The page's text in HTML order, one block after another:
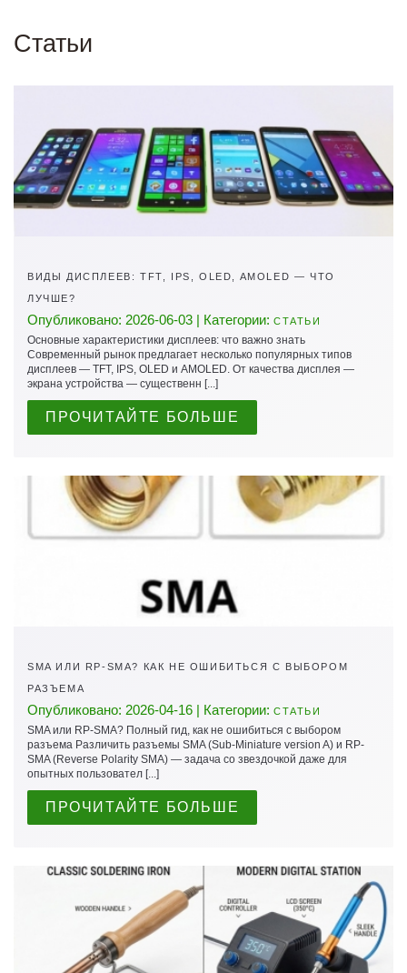
Статьи
ВИДЫ ДИСПЛЕЕВ: TFT, IPS, OLED, AMOLED — ЧТО
ЛУЧШЕ?
Опубликовано: 2026-06-03 | Категории: СТАТЬИ
Основные характеристики дисплеев: что важно знать
Современный рынок предлагает несколько популярных типов
дисплеев — TFT, IPS, OLED и AMOLED. От качества дисплея —
экрана устройства — существенн [...]
ПРОЧИТАЙТЕ БОЛЬШЕ
SMA ИЛИ RP-SMA? КАК НЕ ОШИБИТЬСЯ С ВЫБОРОМ
РАЗЪЕМА
Опубликовано: 2026-04-16 | Категории: СТАТЬИ
SMA или RP-SMA? Полный гид, как не ошибиться с выбором
разъема Различить разъемы SMA (Sub-Miniature version A) и RP-
SMA (Reverse Polarity SMA) — задача со звездочкой даже для
опытных пользовател [...]
ПРОЧИТАЙТЕ БОЛЬШЕ